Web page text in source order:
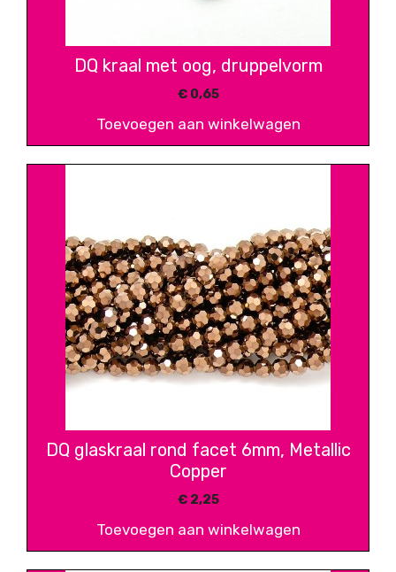
DQ kraal met oog, druppelvorm
€0,65
Toevoegen aan winkelwagen
DQ glaskraal rond facet 6mm, Metallic
Copper
€2,25
Toevoegen aan winkelwagen